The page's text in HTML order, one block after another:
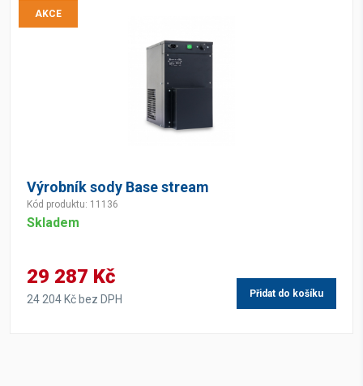
AKCE
Výrobník sody Base stream
Kód produktu: 11136
Skladem
29 287 Kč
24 204 Kč bez DPH Přidat do košíku